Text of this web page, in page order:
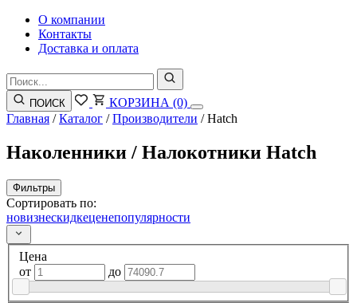
О компании
Контакты
Доставка и оплата
ПОИСК КОРЗИНА (0)
Главная /Каталог /Производители /Hatch
Наколенники / Налокотники Hatch
Фильтры
Сортировать по:
новизнескидкеценепопулярности
Цена
от
до